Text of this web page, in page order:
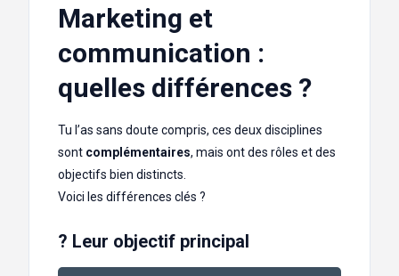
Marketing et
communication :
quelles différences ?
Tu l’as sans doute compris, ces deux disciplines
sont complémentaires, mais ont des rôles et des
objectifs bien distincts.
Voici les différences clés ?
? Leur objectif principal